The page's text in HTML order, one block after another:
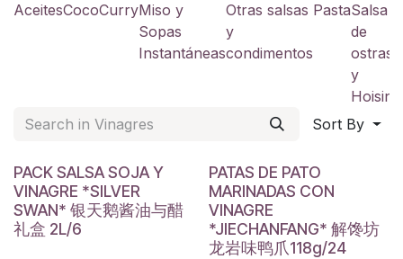
AceitesCocoCurryMiso y
Sopas
Instantáneas
Otras salsas
y
condimentos
PastaSalsa
de
ostras
y
Hoisin
Sort By
PACK SALSA SOJA Y
VINAGRE *SILVER
SWAN* 银天鹅酱油与醋
礼盒 2L/6
PATAS DE PATO
MARINADAS CON
VINAGRE
*JIECHANFANG* 解馋坊
龙岩味鸭爪118g/24